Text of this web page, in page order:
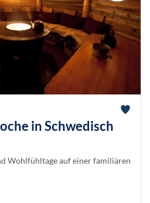
in Schwedisch
Wohlfühltage auf einer familiären